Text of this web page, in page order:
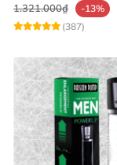
1.321.000₫
-13%
(387)